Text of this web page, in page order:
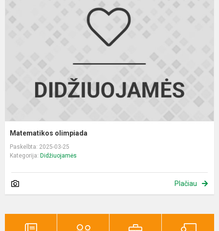
Matematikos olimpiada
Paskelbta: 2025-03-25
Kategorija: Didžiuojamės
Plačiau